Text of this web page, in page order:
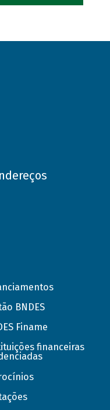
BNDES
Finame
financeiras